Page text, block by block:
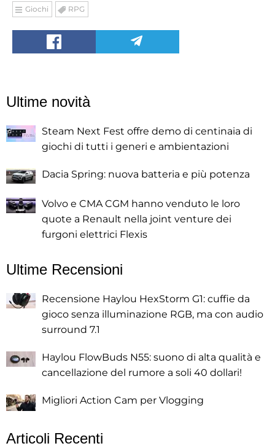
Giochi RPG
Ultime novità
Steam Next Fest offre demo di centinaia di
giochi di tutti i generi e ambientazioni
Dacia Spring: nuova batteria e più potenza
Volvo e CMA CGM hanno venduto le loro
quote a Renault nella joint venture dei
furgoni elettrici Flexis
Ultime Recensioni
Recensione Haylou HexStorm G1: cuffie da
gioco senza illuminazione RGB, ma con audio
surround 7.1
Haylou FlowBuds N55: suono di alta qualità e
cancellazione del rumore a soli 40 dollari!
Migliori Action Cam per Vlogging
Articoli Recenti